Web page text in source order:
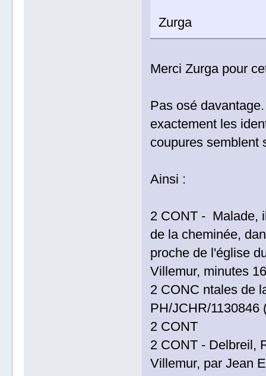
Zurga
Merci Zurga pour
Pas osé
exactement les
coupures semblent
Ainsi :
2 CONT - Malade,
de la cheminée,
proche de l'église
Villemur, minutes
2 CONC ntales de
PH/JCHR/1130846
2 CONT
2 CONT - Delbreil,
Villemur, par Jean